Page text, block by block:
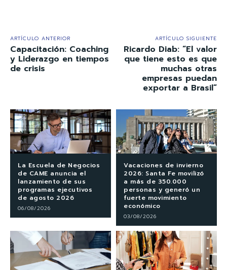
ARTÍCULO ANTERIOR
Capacitación: Coaching
y Liderazgo en tiempos
de crisis
ARTÍCULO SIGUIENTE
Ricardo Diab: “El valor
que tiene esto es que
muchas otras
empresas puedan
exportar a Brasil”
La Escuela de Negocios
de CAME anuncia el
lanzamiento de sus
programas ejecutivos
de agosto 2026
06/08/2026
Vacaciones de invierno
2026: Santa Fe movilizó
a más de 350.000
personas y generó un
fuerte movimiento
económico
03/08/2026